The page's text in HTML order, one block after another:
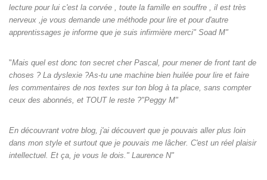
lecture pour lui c'est la corvée , toute la famille en souffre , il est très
nerveux ,je vous demande une méthode pour lire et pour d'autre
apprentissages je informe que je suis infirmière merci" Soad M"
"Mais quel est donc ton secret cher Pascal, pour mener de front tant de
choses ? La dyslexie ?As-tu une machine bien huilée pour lire et faire
les commentaires de nos textes sur ton blog à ta place, sans compter
ceux des abonnés, et TOUT le reste ?"Peggy M"
En découvrant votre blog, j'ai découvert que je pouvais aller plus loin
dans mon style et surtout que je pouvais me lâcher. C'est un réel plaisir
intellectuel. Et ça, je vous le dois." Laurence N"